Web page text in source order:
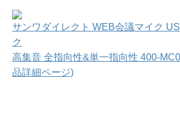
サンワダイレクト WEB会議マイク
ク
高集音 全指向性&単一指向性 400-
品詳細ページ)